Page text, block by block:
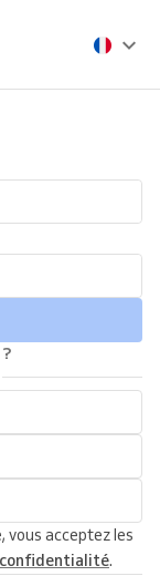
vous acceptez les
.